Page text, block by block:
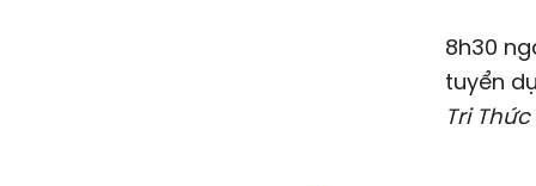
8h30
tuyển
Tri